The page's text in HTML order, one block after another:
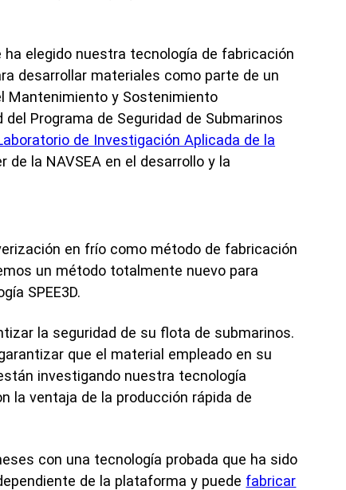
elegido nuestra tecnología de fabricación
desarrollar materiales como parte de un
Mantenimiento y Sostenimiento
Programa de Seguridad de Submarinos
de Investigación Aplicada de la
de la NAVSEA en el desarrollo y la
en frío como método de fabricación
un método totalmente nuevo para
SPEE3D.
la seguridad de su flota de submarinos.
que el material empleado en su
investigando nuestra tecnología
la ventaja de la producción rápida de
con una tecnología probada que ha sido
de la plataforma y puede fabricar